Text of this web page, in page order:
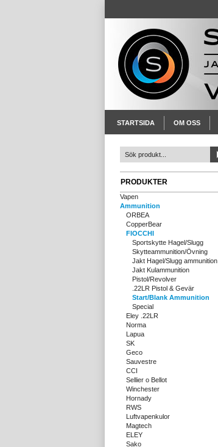
STARTSIDA OM OSS
PRODUKTER
Vapen
Ammunition
ORBEA
CopperBear
FIOCCHI
Sportskytte Hagel/Slugg
Skytteammunition/Övning
Jakt Hagel/Slugg ammunition
Jakt Kulammunition
Pistol/Revolver
.22LR Pistol & Gevär
Start/Blank Ammunition
Special
Eley .22LR
Norma
Lapua
SK
Geco
Sauvestre
CCI
Sellier o Bellot
Winchester
Hornady
RWS
Luftvapenkulor
Magtech
ELEY
Sako